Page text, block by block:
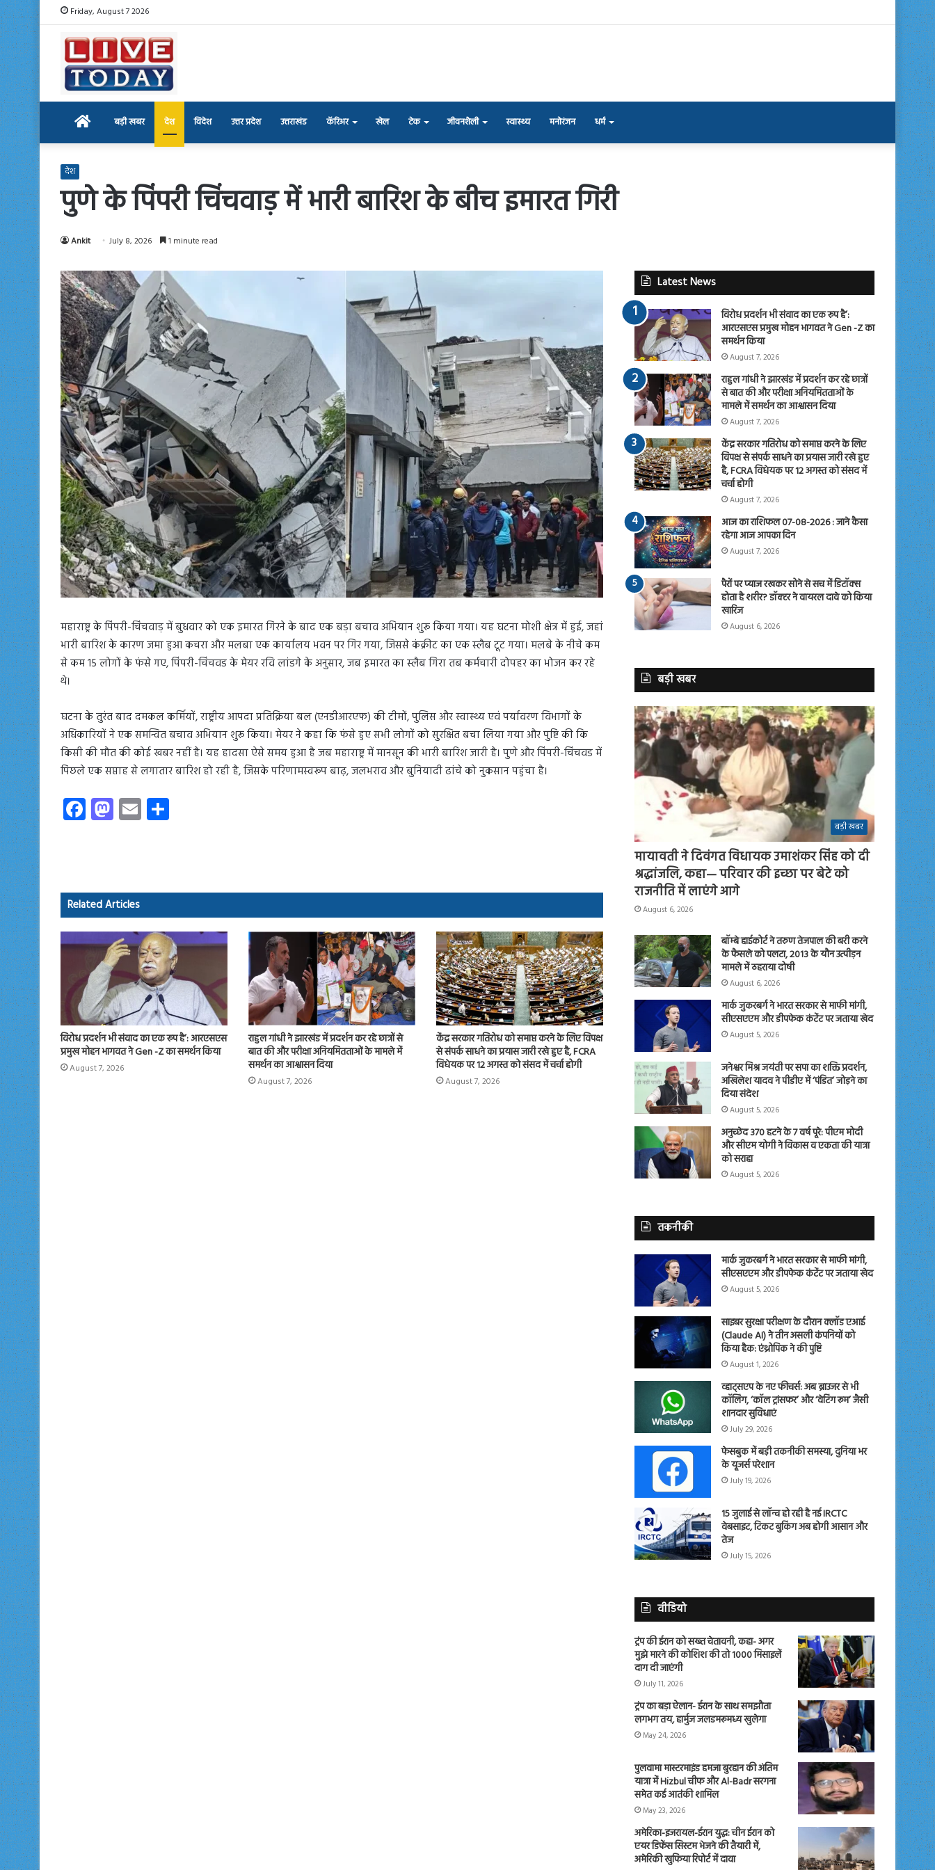
Friday, August 7 2026
Home बड़ी खबर देश विदेश उत्तर प्रदेश उत्तराखंड कॅरिअर खेल टेक जीवनशैली स्वास्थ्य मनोरंजन धर्म
देश
पुणे के पिंपरी चिंचवाड़ में भारी बारिश के बीच इमारत गिरी
Ankit July 8, 2026 1 minute read
महाराष्ट्र के पिंपरी-चिंचवाड़ में बुधवार को एक इमारत गिरने के बाद एक बड़ा बचाव अभियान शुरू किया गया। यह घटना मोशी क्षेत्र में हुई, जहां
भारी बारिश के कारण जमा हुआ कचरा और मलबा एक कार्यालय भवन पर गिर गया, जिससे कंक्रीट का एक स्लैब टूट गया। मलबे के नीचे कम
से कम 15 लोगों के फंसे गए, पिंपरी-चिंचवड के मेयर रवि लांडगे के अनुसार, जब इमारत का स्लैब गिरा तब कर्मचारी दोपहर का भोजन कर रहे
थे।
घटना के तुरंत बाद दमकल कर्मियों, राष्ट्रीय आपदा प्रतिक्रिया बल (एनडीआरएफ) की टीमों, पुलिस और स्वास्थ्य एवं पर्यावरण विभागों के
अधिकारियों ने एक समन्वित बचाव अभियान शुरू किया। मेयर ने कहा कि फंसे हुए सभी लोगों को सुरक्षित बचा लिया गया और पुष्टि की कि
किसी की मौत की कोई खबर नहीं है। यह हादसा ऐसे समय हुआ है जब महाराष्ट्र में मानसून की भारी बारिश जारी है। पुणे और पिंपरी-चिंचवड में
पिछले एक सप्ताह से लगातार बारिश हो रही है, जिसके परिणामस्वरूप बाढ़, जलभराव और बुनियादी ढांचे को नुकसान पहुंचा है।
Fa
ce
ok
M
as
o
n
E
m
Related Articles
विरोध प्रदर्शन भी संवाद का एक रूप है’: आरएसएस
प्रमुख मोहन भागवत ने Gen -Z का समर्थन किया
August 7, 2026
राहुल गांधी ने झारखंड में प्रदर्शन कर रहे छात्रों से
बात की और परीक्षा अनियमितताओं के मामले में
समर्थन का आश्वासन दिया
August 7, 2026
केंद्र सरकार गतिरोध को समाप्त करने के लिए विपक्ष
से संपर्क साधने का प्रयास जारी रखे हुए है, FCRA
विधेयक पर 12 अगस्त को संसद में चर्चा होगी
August 7, 2026
Latest News
विरोध प्रदर्शन भी संवाद का एक रूप है’:
आरएसएस प्रमुख मोहन भागवत ने Gen -Z का
समर्थन किया
August 7, 2026
राहुल गांधी ने झारखंड में प्रदर्शन कर रहे छात्रों
से बात की और परीक्षा अनियमितताओं के
मामले में समर्थन का आश्वासन दिया
August 7, 2026
केंद्र सरकार गतिरोध को समाप्त करने के लिए
विपक्ष से संपर्क साधने का प्रयास जारी रखे हुए
है, FCRA विधेयक पर 12 अगस्त को संसद में
चर्चा होगी
August 7, 2026
आज का राशिफल 07-08-2026 : जाने कैसा
रहेगा आज आपका दिन
August 7, 2026
पैरों पर प्याज रखकर सोने से सच में डिटॉक्स
होता है शरीर? डॉक्टर ने वायरल दावे को किया
खारिज
August 6, 2026
बड़ी खबर
बड़ी खबर
मायावती ने दिवंगत विधायक उमाशंकर सिंह को दी
श्रद्धांजलि, कहा— परिवार की इच्छा पर बेटे को
राजनीति में लाएंगे आगे
August 6, 2026
बॉम्बे हाईकोर्ट ने तरुण तेजपाल की बरी करने
के फैसले को पलटा, 2013 के यौन उत्पीड़न
मामले में ठहराया दोषी
August 6, 2026
मार्क जुकरबर्ग ने भारत सरकार से माफी मांगी,
सीएसएएम और डीपफेक कंटेंट पर जताया खेद
August 5, 2026
जनेश्वर मिश्र जयंती पर सपा का शक्ति प्रदर्शन,
अखिलेश यादव ने पीडीए में ‘पंडित’ जोड़ने का
दिया संदेश
August 5, 2026
अनुच्छेद 370 हटने के 7 वर्ष पूरे: पीएम मोदी
और सीएम योगी ने विकास व एकता की यात्रा
को सराहा
August 5, 2026
तकनीकी
मार्क जुकरबर्ग ने भारत सरकार से माफी मांगी,
सीएसएएम और डीपफेक कंटेंट पर जताया खेद
August 5, 2026
साइबर सुरक्षा परीक्षण के दौरान क्लॉड एआई
(Claude AI) ने तीन असली कंपनियों को
किया हैक: एंथ्रोपिक ने की पुष्टि
August 1, 2026
व्हाट्सएप के नए फीचर्स: अब ब्राउजर से भी
कॉलिंग, ‘कॉल ट्रांसफर’ और ‘वेटिंग रूम’ जैसी
शानदार सुविधाएं
July 29, 2026
फेसबुक में बड़ी तकनीकी समस्या, दुनिया भर
के यूजर्स परेशान
July 19, 2026
15 जुलाई से लॉन्च हो रही है नई IRCTC
वेबसाइट, टिकट बुकिंग अब होगी आसान और
तेज
July 15, 2026
वीडियो
ट्रंप की ईरान को सख्त चेतावनी, कहा- अगर
मुझे मारने की कोशिश की तो 1000 मिसाइलें
दाग दी जाएंगी
July 11, 2026
ट्रंप का बड़ा ऐलान- ईरान के साथ समझौता
लगभग तय, हार्मुज जलडमरूमध्य खुलेगा
May 24, 2026
पुलवामा मास्टरमाइंड हमजा बुरहान की अंतिम
यात्रा में Hizbul चीफ और Al-Badr सरगना
समेत कई आतंकी शामिल
May 23, 2026
अमेरिका-इजरायल-ईरान युद्ध: चीन ईरान को
एयर डिफेंस सिस्टम भेजने की तैयारी में,
अमेरिकी खुफिया रिपोर्ट में दावा